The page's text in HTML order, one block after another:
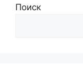
Поиск